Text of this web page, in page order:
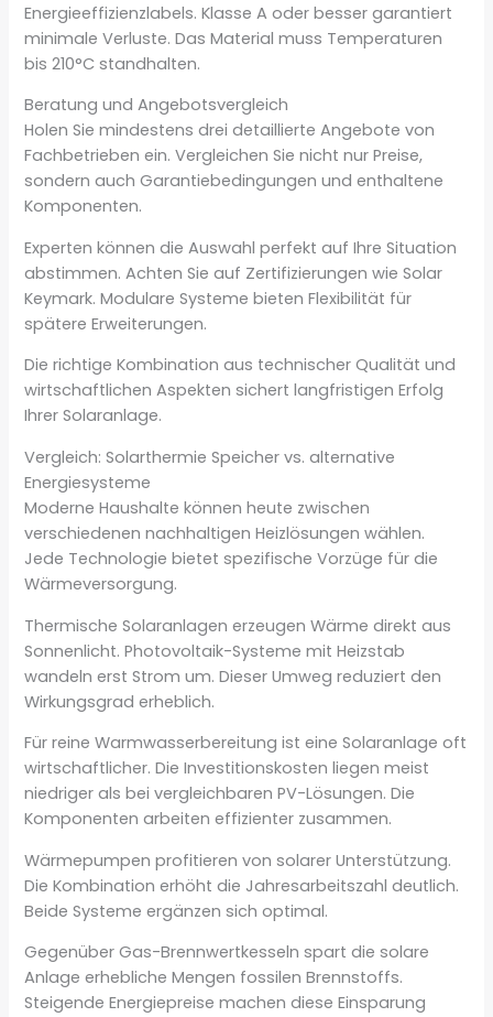
Energieeffizienzlabels. Klasse A oder besser garantiert
minimale Verluste. Das Material muss Temperaturen
bis 210°C standhalten.
Beratung und Angebotsvergleich
Holen Sie mindestens drei detaillierte Angebote von
Fachbetrieben ein. Vergleichen Sie nicht nur Preise,
sondern auch Garantiebedingungen und enthaltene
Komponenten.
Experten können die Auswahl perfekt auf Ihre Situation
abstimmen. Achten Sie auf Zertifizierungen wie Solar
Keymark. Modulare Systeme bieten Flexibilität für
spätere Erweiterungen.
Die richtige Kombination aus technischer Qualität und
wirtschaftlichen Aspekten sichert langfristigen Erfolg
Ihrer Solaranlage.
Vergleich: Solarthermie Speicher vs. alternative
Energiesysteme
Moderne Haushalte können heute zwischen
verschiedenen nachhaltigen Heizlösungen wählen.
Jede Technologie bietet spezifische Vorzüge für die
Wärmeversorgung.
Thermische Solaranlagen erzeugen Wärme direkt aus
Sonnenlicht. Photovoltaik-Systeme mit Heizstab
wandeln erst Strom um. Dieser Umweg reduziert den
Wirkungsgrad erheblich.
Für reine Warmwasserbereitung ist eine Solaranlage oft
wirtschaftlicher. Die Investitionskosten liegen meist
niedriger als bei vergleichbaren PV-Lösungen. Die
Komponenten arbeiten effizienter zusammen.
Wärmepumpen profitieren von solarer Unterstützung.
Die Kombination erhöht die Jahresarbeitszahl deutlich.
Beide Systeme ergänzen sich optimal.
Gegenüber Gas-Brennwertkesseln spart die solare
Anlage erhebliche Mengen fossilen Brennstoffs.
Steigende Energiepreise machen diese Einsparung